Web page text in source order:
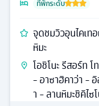
ที่พักระดับ
จุดชมวิวอุนไคเท
หิมะ
โอชิโนะ รีสอร์ท โ
- อาซาฮิคาว่า -
า - ลานหิมะชิคิไซ